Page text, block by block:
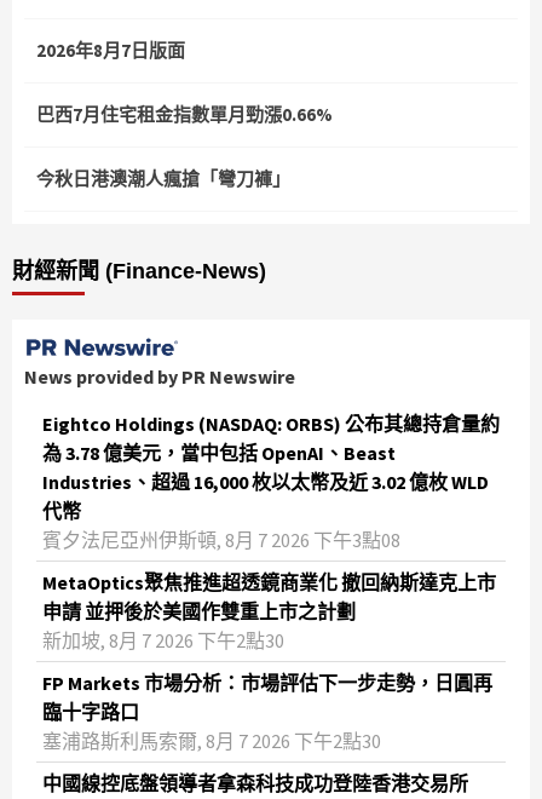
2026年8月7日版面
巴西7月住宅租金指數單月勁漲0.66%
今秋日港澳潮人瘋搶「彎刀褲」
財經新聞 (Finance-News)
News provided by PR Newswire
Eightco Holdings (NASDAQ: ORBS) 公布其總持倉量約
為 3.78 億美元，當中包括 OpenAI、Beast
Industries、超過 16,000 枚以太幣及近 3.02 億枚 WLD
代幣
賓夕法尼亞州伊斯頓, 8月 7 2026 下午3點08
MetaOptics聚焦推進超透鏡商業化 撤回納斯達克上市
申請 並押後於美國作雙重上市之計劃
新加坡, 8月 7 2026 下午2點30
FP Markets 市場分析：市場評估下一步走勢，日圓再
臨十字路口
塞浦路斯利馬索爾, 8月 7 2026 下午2點30
中國線控底盤領導者拿森科技成功登陸香港交易所